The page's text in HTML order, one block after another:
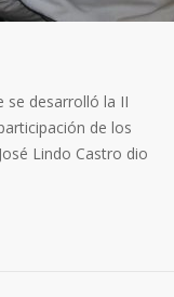
se desarrolló la II
de los
Lindo Castro dio